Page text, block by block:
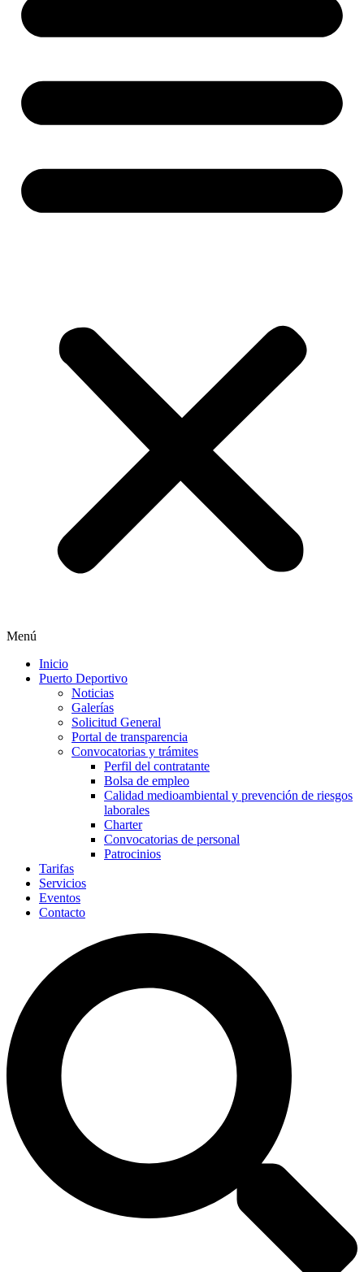
Menú
Inicio
Puerto Deportivo
Noticias
Galerías
Solicitud General
Portal de transparencia
Convocatorias y trámites
Perfil del contratante
Bolsa de empleo
Calidad medioambiental y prevención de riesgos
laborales
Charter
Convocatorias de personal
Patrocinios
Tarifas
Servicios
Eventos
Contacto